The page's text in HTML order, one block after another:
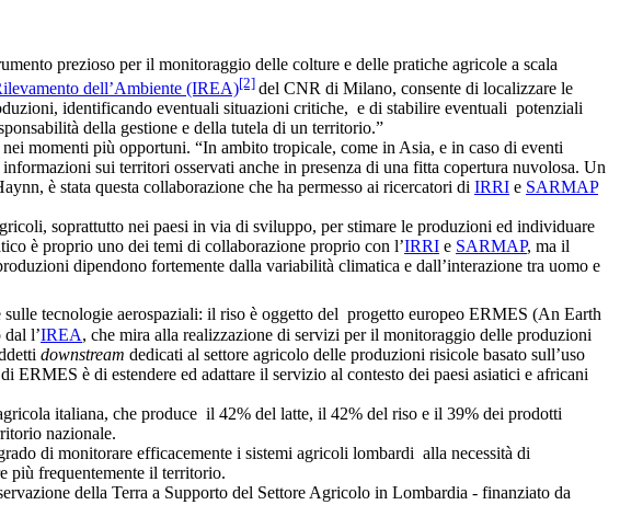
prezioso per il monitoraggio delle colture e delle pratiche agricole a scala
dell’Ambiente (IREA)[2] del CNR di Milano, consente di localizzare le
identificando eventuali situazioni critiche, e di stabilire eventuali potenziali
della gestione e della tutela di un territorio.”
momenti più opportuni. “In ambito tropicale, come in Asia, e in caso di eventi
sui territori osservati anche in presenza di una fitta copertura nuvolosa. Un
è stata questa collaborazione che ha permesso ai ricercatori di IRRI e SARMAP
soprattutto nei paesi in via di sviluppo, per stimare le produzioni ed individuare
è proprio uno dei temi di collaborazione proprio con l’IRRI e SARMAP, ma il
dipendono fortemente dalla variabilità climatica e dall’interazione tra uomo e
tecnologie aerospaziali: il riso è oggetto del progetto europeo ERMES (An Earth
l’IREA, che mira alla realizzazione di servizi per il monitoraggio delle produzioni
downstream dedicati al settore agricolo delle produzioni risicole basato sull’uso
è di estendere ed adattare il servizio al contesto dei paesi asiatici e africani
italiana, che produce il 42% del latte, il 42% del riso e il 39% dei prodotti
nazionale.
di monitorare efficacemente i sistemi agricoli lombardi alla necessità di
più frequentemente il territorio.
della Terra a Supporto del Settore Agricolo in Lombardia - finanziato da